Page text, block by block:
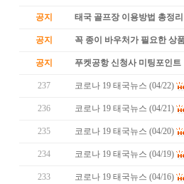
공지 태국 골프장 이용방법 총정리
공지 꼭 종이 바우처가 필요한 상
공지 푸켓공항 신청사 미팅포인트
237 코로나 19 태국뉴스 (04/22)
236 코로나 19 태국뉴스 (04/21)
235 코로나 19 태국뉴스 (04/20)
234 코로나 19 태국뉴스 (04/19)
233 코로나 19 태국뉴스 (04/16)